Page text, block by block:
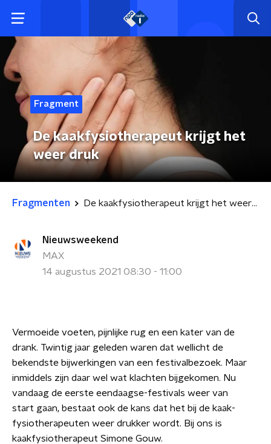
Fragment
De kaakfysiotherapeut krijgt het
weer druk
Fragmenten De kaakfysiotherapeut krijgt het weer druk
Nieuwsweekend
MAX
14 augustus 2021 08:30 - 11:00
Vermoeide voeten, pijnlijke rug en een kater van de
drank. Twintig jaar geleden waren dat wellicht de
bekendste bijwerkingen van een festivalbezoek. Maar
inmiddels zijn daar wel wat klachten bijgekomen. Nu
vandaag de eerste eendaagse-festivals weer van
start gaan, bestaat ook de kans dat het bij de kaak-
fysiotherapeuten weer drukker wordt. Bij ons is
kaakfysiotherapeut Simone Gouw.